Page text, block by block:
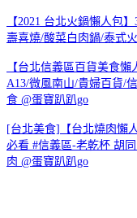
【2021 台北火鍋懶人包
壽喜燒/酸菜白肉鍋/泰式
【台北信義區百貨美食
A13/微風南山/貴婦百貨/
食 @蛋寶趴趴go
[台北美食]【台北燒肉懶
必看 #信義區-老乾杯 胡
肉 @蛋寶趴趴go